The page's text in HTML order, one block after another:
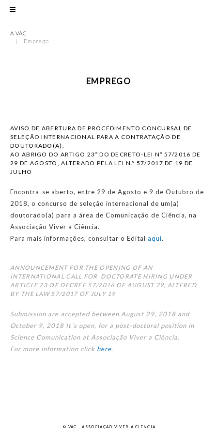
A VAC
Emprego
EMPREGO
AVISO DE ABERTURA DE PROCEDIMENTO CONCURSAL DE
SELEÇÃO INTERNACIONAL PARA A CONTRATAÇÃO DE
DOUTORADO(A),
AO ABRIGO DO ARTIGO 23º DO DECRETO-LEI Nº 57/2016 DE
29 DE AGOSTO, ALTERADO PELA LEI N.º 57/2017 DE 19 DE
JULHO
Encontra-se aberto, entre 29 de Agosto e 9 de Outubro de
2018, o concurso de seleção internacional de um(a)
doutorado(a) para a área de Comunicação de Ciência, na
Associação Viver a Ciência.
Para mais informações, consultar o Edital aqui.
ANNOUNCEMENT FOR THE OPENING OF AN
INTERNATIONAL CALL FOR DOCTORATE HIRING UNDER
ARTICLE 23 OF DECREE 57/2016 OF AUGUST 29, ALTERED
BY THE LAW 57/2017 OF JULY 19
Submission are accepted between August 29, 2018 and
October 9, 2018 It´s open, for a post-doctoral position in
Science Comunication at Associação Viver a Ciência.
For more information click here.
© VAC - ASSOCIAÇÃO VIVER A CIÊNCIA